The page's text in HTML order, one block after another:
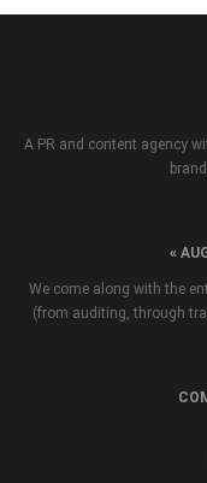
A PR and content agency
«
We come along with the
(from auditing, through